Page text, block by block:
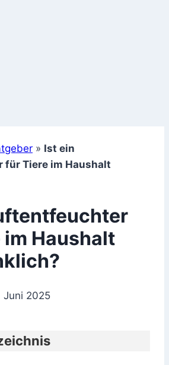
» Ist ein
Tiere im Haushalt
Haushalt
Juni 2025